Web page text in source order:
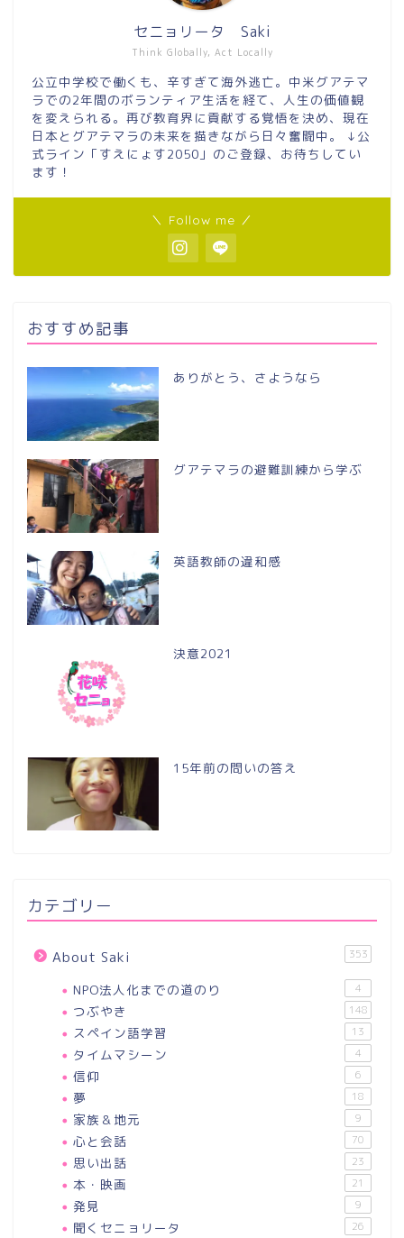
Think Globally, Act Locally
セニョリータ Saki
公立中学校で働くも、辛すぎて海外逃亡。中米グアテマ
ラでの2年間のボランティア生活を経て、人生の価値観
を変えられる。再び教育界に貢献する覚悟を決め、現在
日本とグアテマラの未来を描きながら日々奮闘中。 ↓公
式ライン「すえにょす2050」のご登録、お待ちしてい
ます！
＼ Follow me ／
おすすめ記事
ありがとう、さようなら
グアテマラの避難訓練から学ぶ
英語教師の違和感
決意2021
15年前の問いの答え
カテゴリー
About Saki 353
NPO法人化までの道のり 4
つぶやき 148
スペイン語学習 13
タイムマシーン 4
信仰 6
夢 18
家族＆地元 9
心と会話 70
思い出話 23
本・映画 21
発見 9
聞くセニョリータ 26